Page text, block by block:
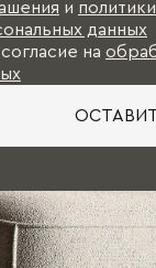
и
и
данных
на